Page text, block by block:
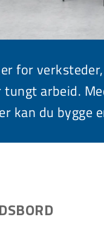
for
tungt arbeid.
kan du bygge